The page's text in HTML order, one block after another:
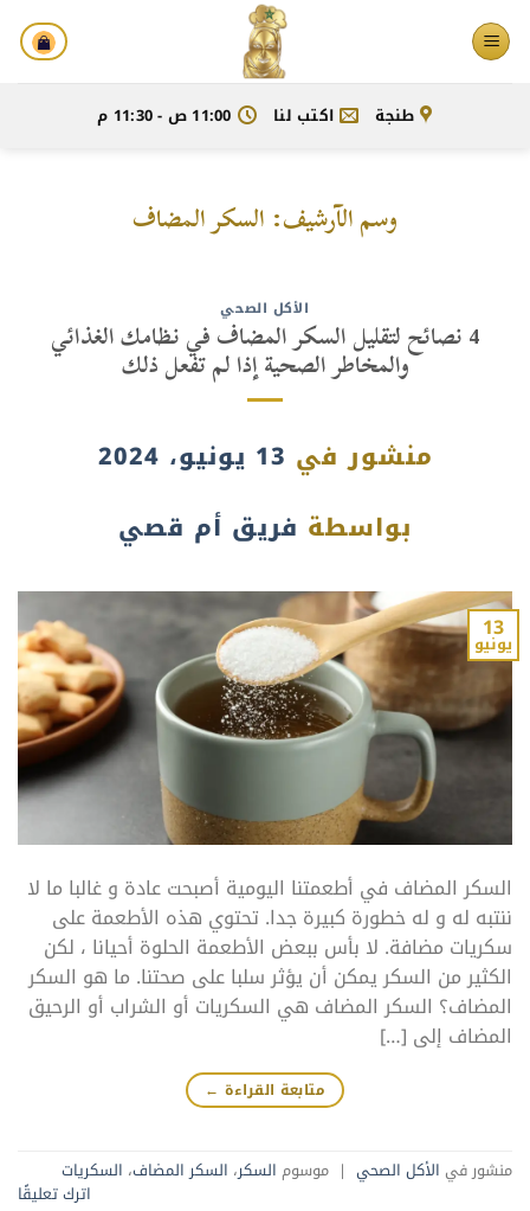
تخطي
للمحتوى
طنجة اكتب لنا 11:00 ص - 11:30 م
وسم الآرشيف: السكر المضاف
الأكل الصحي
4 نصائح لتقليل السكر المضاف في نظامك الغذائي
والمخاطر الصحية إذا لم تفعل ذلك
منشور في 13 يونيو، 2024
بواسطة فريق أم قصي
13
يونيو
السكر المضاف في أطعمتنا اليومية أصبحت عادة و غالبا ما لا
ننتبه له و له خطورة كبيرة جدا. تحتوي هذه الأطعمة على
سكريات مضافة. لا بأس ببعض الأطعمة الحلوة أحيانا ، لكن
الكثير من السكر يمكن أن يؤثر سلبا على صحتنا. ما هو السكر
المضاف؟ السكر المضاف هي السكريات أو الشراب أو الرحيق
المضاف إلى […]
متابعة القراءة ←
منشور في الأكل الصحي | موسوم السكر، السكر المضاف، السكريات
اترك تعليقًا